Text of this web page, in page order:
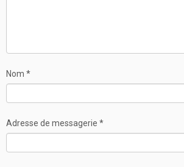
Nom *
Adresse de messagerie *